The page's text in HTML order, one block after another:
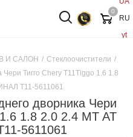
RU
yt
0
И САЛОН / Стеклоочистители /
Тигго Chery T11Tiggo 1.6 1.8
T11-5611061
дворника Чери
1.8 2.0 2.4 MT AT
5611061